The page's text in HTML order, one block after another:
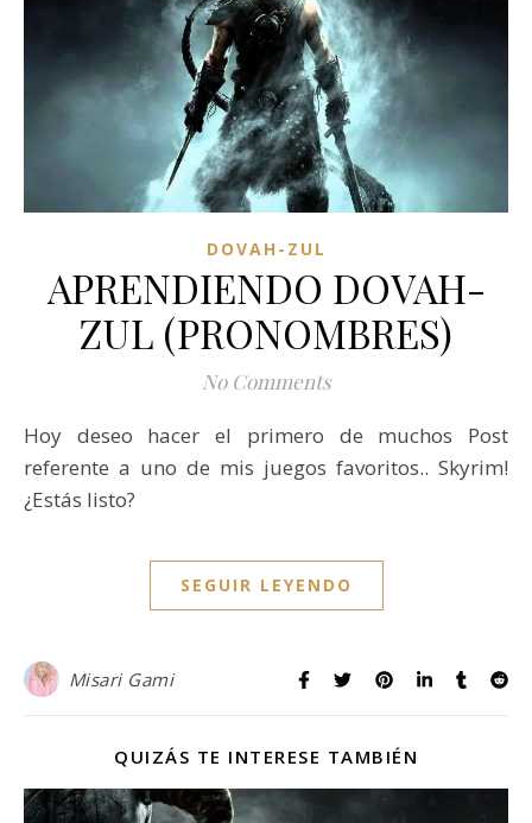
DOVAH-ZUL
APRENDIENDO DOVAH-
ZUL (PRONOMBRES)
No Comments
Hoy deseo hacer el primero de muchos Post
referente a uno de mis juegos favoritos.. Skyrim!
¿Estás listo?
SEGUIR LEYENDO
Misari Gami
QUIZÁS TE INTERESE TAMBIÉN